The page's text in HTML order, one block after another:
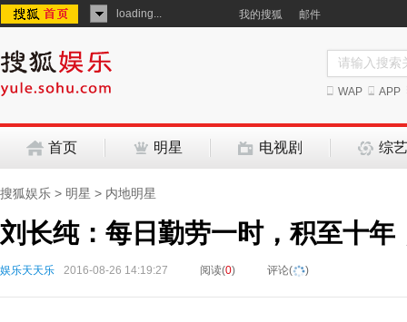
loading... 我的搜狐 邮件
WAP APP
首页 明星 电视剧 综艺
搜狐娱乐 > 明星 > 内地明星
刘长纯：每日勤劳一时，积至十年
娱乐天天乐 2016-08-26 14:19:27 阅读(0) 评论( )